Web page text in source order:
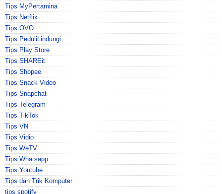
Tips MyPertamina
Tips Netflix
Tips OVO
Tips PeduliLindungi
Tips Play Store
Tips SHAREit
Tips Shopee
Tips Snack Video
Tips Snapchat
Tips Telegram
Tips TikTok
Tips VN
Tips Vidio
Tips WeTV
Tips Whatsapp
Tips Youtube
Tips dan Trik Komputer
tips spotify